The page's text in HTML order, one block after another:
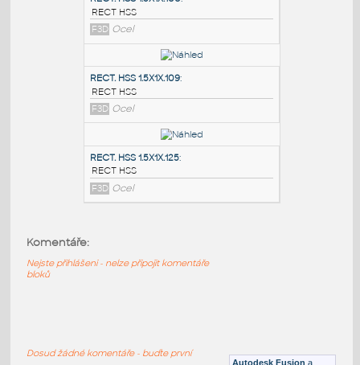
RECT. HSS 2X1X.100:
F3D Ocel
RECT. HSS 1.5X1X.100
RECT HSS
F3D Ocel
F3D Ocel
Autodesk Fusion a
Komentáře:
Nejste přihlášeni - nelze připojit komentáře
bloků
Dosud žádné komentáře - buďte první